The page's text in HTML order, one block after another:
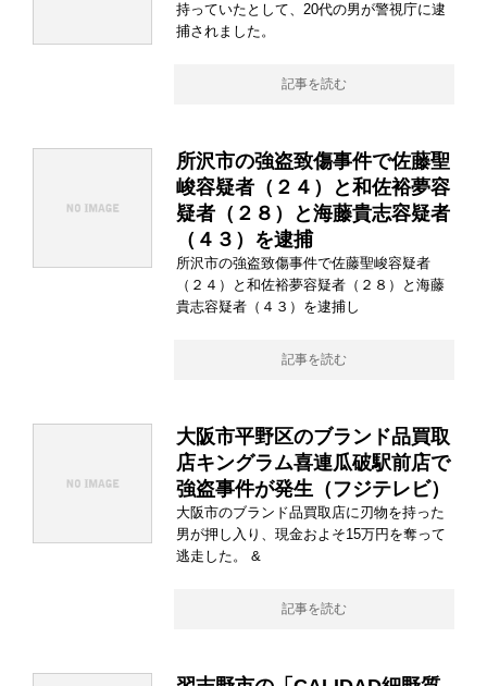
持っていたとして、20代の男が警視庁に逮
捕されました。
記事を読む
所沢市の強盗致傷事件で佐藤聖
峻容疑者（２４）と和佐裕夢容
疑者（２８）と海藤貴志容疑者
（４３）を逮捕
所沢市の強盗致傷事件で佐藤聖峻容疑者
（２４）と和佐裕夢容疑者（２８）と海藤
貴志容疑者（４３）を逮捕し
記事を読む
大阪市平野区のブランド品買取
店キングラム喜連瓜破駅前店で
強盗事件が発生（フジテレビ）
大阪市のブランド品買取店に刃物を持った
男が押し入り、現金およそ15万円を奪って
逃走した。 &
記事を読む